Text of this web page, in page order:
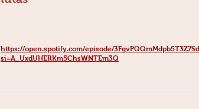
https://open.spotify.com/episode/
si=A_UxdUHERKm5ChsWNTEm3Q